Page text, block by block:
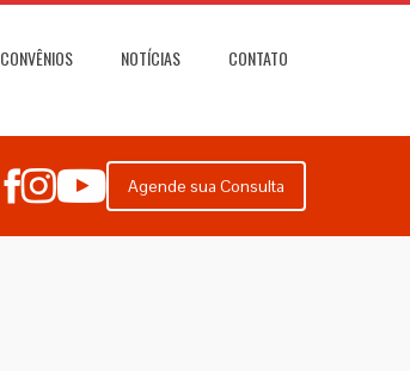
CONVÊNIOS NOTÍCIAS CONTATO
Agende sua Consulta